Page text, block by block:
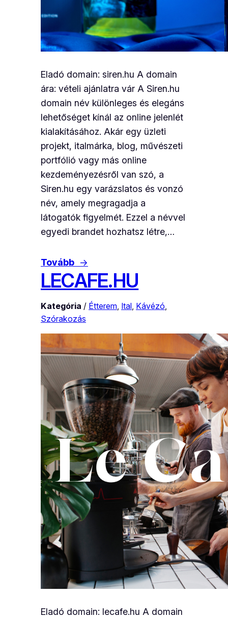
Eladó domain: siren.hu A domain
ára: vételi ajánlatra vár A Siren.hu
domain név különleges és elegáns
lehetőséget kínál az online jelenlét
kialakításához. Akár egy üzleti
projekt, italmárka, blog, művészeti
portfólió vagy más online
kezdeményezésről van szó, a
Siren.hu egy varázslatos és vonzó
név, amely megragadja a
látogatók figyelmét. Ezzel a névvel
egyedi brandet hozhatsz létre,…
Tovább →
LECAFE.HU
Kategória / Étterem Ital Kávézó
Szórakozás
Eladó domain: lecafe.hu A domain